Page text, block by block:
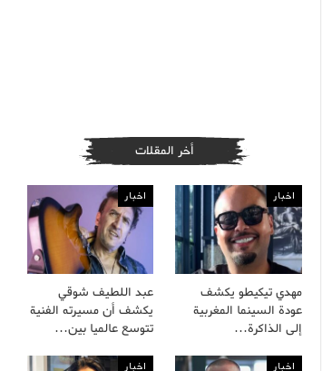
أخر المقلات
اخبار
مهدي تيكيطو يكشف
عودة السينما المغربية
إلى الذاكرة…
اخبار
عبد اللطيف شوقي
يكشف أن مسيرته الفنية
تتوسع عالميا بين…
اخبار اخبار